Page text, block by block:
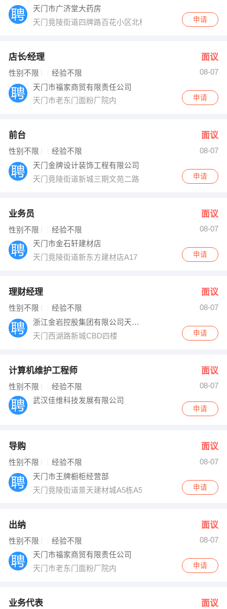
天门市广济堂大药房
天门竟陵街道四牌路百花小区北楼101铺
申请
店长∕经理 面议
性别不限 经验不限
08-07
天门市福家商贸有限责任公司
天门市老东门面粉厂院内
申请
前台 面议
性别不限 经验不限
08-07
天门金牌设计装饰工程有限公司
天门竟陵街道新城三期文苑二路
申请
业务员 面议
性别不限 经验不限
08-07
天门市金石轩建材店
天门竟陵街道新东方建材店A17
申请
理财经理 面议
性别不限 经验不限
08-07
浙江金岩控股集团有限公司天门分公司
天门西湖路新城CBD四楼
申请
计算机维护工程师 面议
性别不限 经验不限
08-07
武汉佳维科技发展有限公司
申请
导购 面议
性别不限 经验不限
08-07
天门市王牌橱柜经营部
天门竟陵街道景天建材城A5栋A5035
申请
出纳 面议
性别不限 经验不限
08-07
天门市福家商贸有限责任公司
天门市老东门面粉厂院内
申请
业务代表 面议